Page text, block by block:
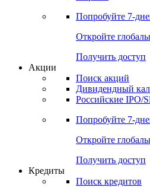
Cbonds Pages
Опросы
Попробуйте7-
Откройте
Получить доступ
Поиск акций
Российские IPO/
Попробуйте7-
Откройте